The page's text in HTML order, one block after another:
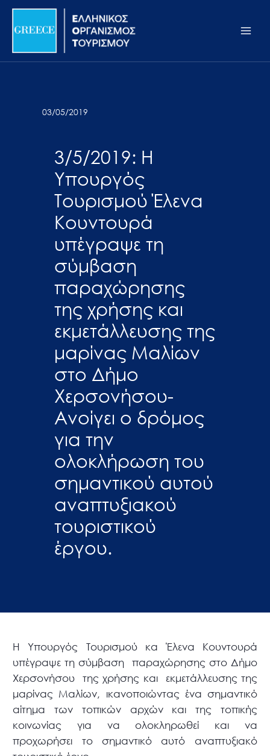
Σημείωση:
ιστότοπος
προσβασιμότητας.
Μετάβαση
περιεχόμενο
03/05/2019
3/5/2019: Η
Υπουργός
Τουρισμού Έλενα
Κουντουρά
υπέγραψε τη
σύμβαση
παραχώρησης
της χρήσης και
εκμετάλλευσης της
μαρίνας Μαλίων
στο Δήμο
Χερσονήσου-
Ανοίγει ο δρόμος
για την
ολοκλήρωση του
σημαντικού αυτού
αναπτυξιακού
τουριστικού
έργου.
Η Υπουργός Τουρισμού κα Έλενα Κουντουρά
υπέγραψε τη σύμβαση παραχώρησης στο Δήμο
Χερσονήσου της χρήσης και εκμετάλλευσης της
μαρίνας Μαλίων, ικανοποιώντας ένα σημαντικό
αίτημα των τοπικών αρχών και της τοπικής
κοινωνίας για να ολοκληρωθεί και να
προχωρήσει το σημαντικό αυτό αναπτυξιακό